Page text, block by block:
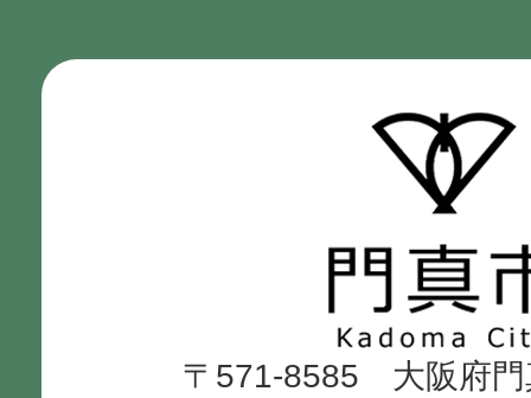
市
Kadoma
City
〒571-8585 大阪府門